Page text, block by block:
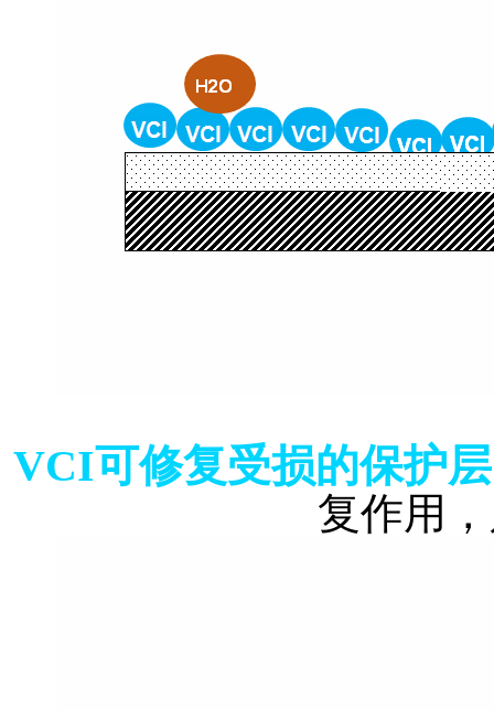
VCI可修复受损的保护层
复作用